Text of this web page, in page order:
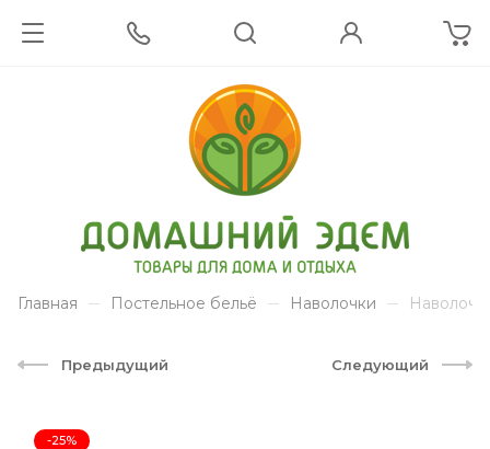
Главная Постельное бельё Наволочки
Предыдущий Следующий
-25%